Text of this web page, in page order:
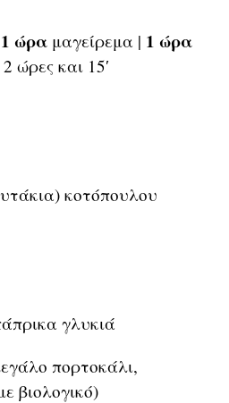
1 ώρα μαγείρεμα | 1 ώρα
2 ώρες και 15′
κοτόπουλου
γλυκιά
πορτοκάλι,
βιολογικό)